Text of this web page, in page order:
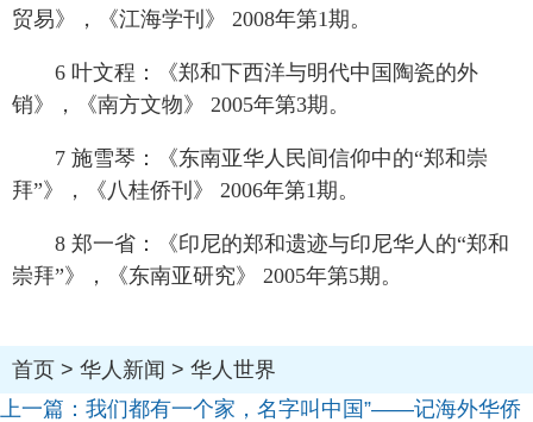
贸易》，《江海学刊》 2008年第1期。
6 叶文程：《郑和下西洋与明代中国陶瓷的外
销》，《南方文物》 2005年第3期。
7 施雪琴：《东南亚华人民间信仰中的“郑和崇
拜”》，《八桂侨刊》 2006年第1期。
8 郑一省：《印尼的郑和遗迹与印尼华人的“郑和
崇拜”》，《东南亚研究》 2005年第5期。
首页 > 华人新闻 > 华人世界
上一篇： 我们都有一个家，名字叫中国”——记海外华侨